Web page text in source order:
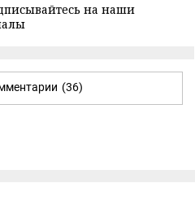
на наши
(36)